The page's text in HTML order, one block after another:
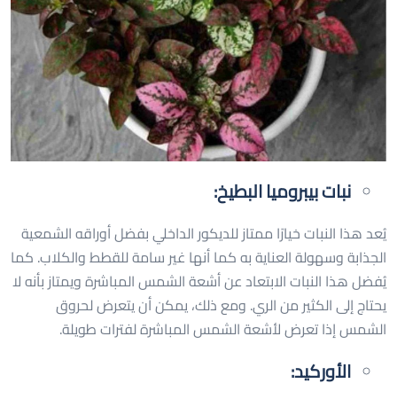
نبات بيبروميا البطيخ:
يُعد هذا النبات خيارًا ممتاز للديكور الداخلي بفضل أوراقه الشمعية
الجذابة وسهولة العناية به كما أنها غير سامة للقطط والكلاب. كما
يُفضل هذا النبات الابتعاد عن أشعة الشمس المباشرة ويمتاز بأنه لا
يحتاج إلى الكثير من الري. ومع ذلك، يمكن أن يتعرض لحروق
الشمس إذا تعرض لأشعة الشمس المباشرة لفترات طويلة.
الأوركيد: